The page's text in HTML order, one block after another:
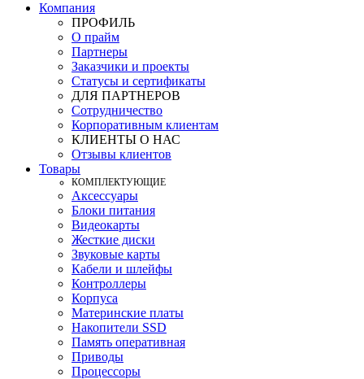
Компания
ПРОФИЛЬ
О прайм
Партнеры
Заказчики и проекты
Статусы и сертификаты
ДЛЯ ПАРТНЕРОВ
Сотрудничество
Корпоративным клиентам
КЛИЕНТЫ О НАС
Отзывы клиентов
Товары
КOМПЛЕКТУЮЩИЕ
Аксессуары
Блоки питания
Видеокарты
Жесткие диски
Звуковые карты
Кабели и шлейфы
Контроллеры
Корпуса
Материнские платы
Накопители SSD
Память оперативная
Приводы
Процессоры